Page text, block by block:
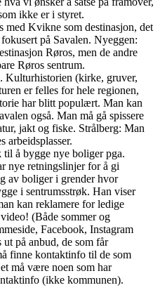
ikke er i styret.
med Kvikne som destinasjon, det
på Savalen. Nyeggen:
Røros, men de andre
Røros sentrum.
Kulturhistorien (kirke, gruver,
er felles for hele regionen,
har blitt populært. Man kan
også. Man må gå spissere
jakt og fiske. Strålberg: Man
arbeidsplasser.
å bygge nye boliger pga.
nye retningslinjer for å gi
av boliger i grender hvor
i sentrumsstrøk. Han viser
kan reklamere for ledige
(Både sommer og
Facebook, Instagram
ut på anbud, de som får
finne kontaktinfo til de som
må være noen som har
(ikke kommunen).